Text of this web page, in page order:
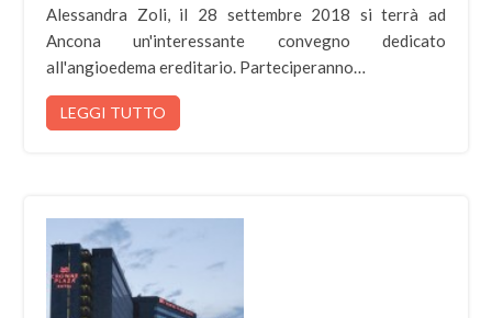
Alessandra Zoli, il 28 settembre 2018 si terrà ad
Ancona un'interessante convegno dedicato
all'angioedema ereditario. Parteciperanno…
LEGGI TUTTO